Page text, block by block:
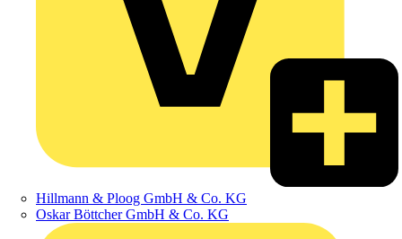
Hillmann & Ploog GmbH & Co. KG
Oskar Böttcher GmbH & Co. KG